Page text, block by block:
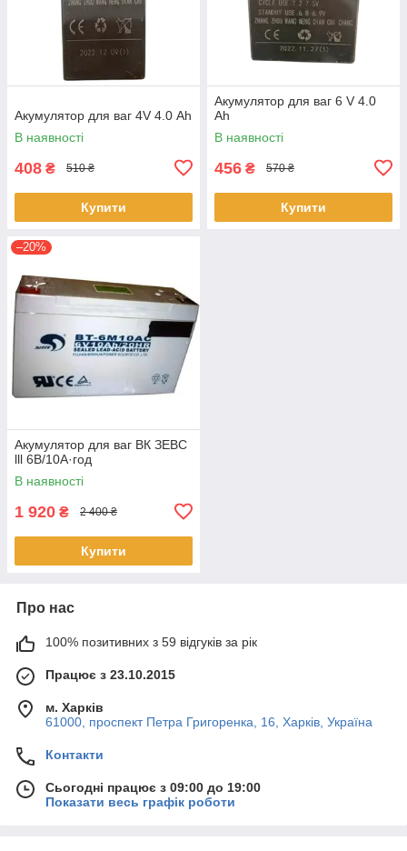
Акумулятор для ваг 4V 4.0 Аh
В наявності
408 ₴ 510 ₴
Купити
Акумулятор для ваг 6 V 4.0
Аh
В наявності
456 ₴ 570 ₴
Купити
–20%
Акумулятор для ваг ВК ЗЕВС
lll 6В/10А·год
В наявності
1 920 ₴ 2 400 ₴
Купити
Про нас
100% позитивних з 59 відгуків за рік
Працює з 23.10.2015
м. Харків
61000, проспект Петра Григоренка, 16, Харків, Україна
Контакти
Сьогодні працює з 09:00 до 19:00
Показати весь графік роботи